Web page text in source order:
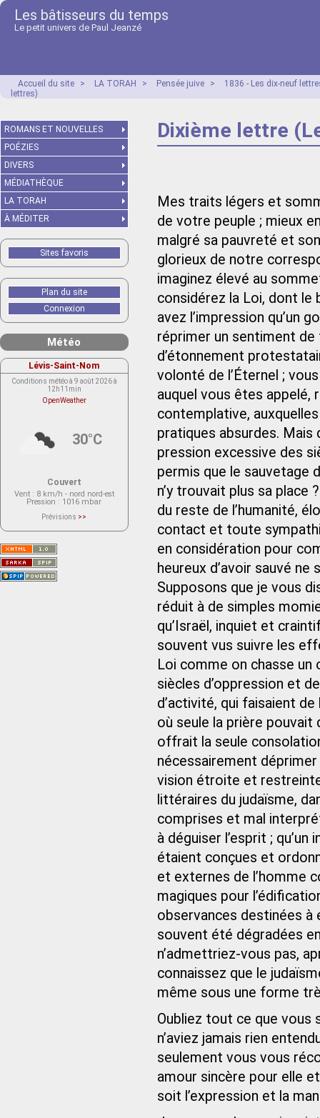
Les bâtisseurs du temps
Le petit univers de Paul Jeanzé
Accueil du site > LA TORAH > Pensée juive >
1836 - Les dix-neuf
lettres)
Dixième lettre
Mes traits légers et
de votre peuple ; mieux
malgré sa pauvreté et
glorieux de notre
imaginez élevé au
considérez la Loi, dont
avez l’impression qu’un
réprimer un sentiment
d’étonnement
volonté de l’Éternel ;
auquel vous êtes appelé,
contemplative,
pratiques absurdes. Mais
pression excessive des
permis que le sauvetage
n’y trouvait plus sa place
du reste de l’humanité,
contact et toute
en considération pour
heureux d’avoir sauvé
Supposons que je vous
réduit à de simples
qu’Israël, inquiet et
souvent vus suivre les
Loi comme on chasse un
siècles d’oppression et
d’activité, qui faisaient
où seule la prière
offrait la seule
nécessairement
vision étroite et
littéraires du judaïsme,
comprises et mal
à déguiser l’esprit ;
étaient conçues et
et externes de l’homme
magiques pour
observances destinées à
souvent été dégradées
n’admettriez-vous pas,
connaissez que le
même sous une forme
Oubliez tout ce que vous
n’aviez jamais rien
seulement vous vous
amour sincère pour elle
soit l’expression et la
ROMANS ET NOUVELLES
POÉZIES
DIVERS
MÉDIATHÈQUE
LA TORAH
À MÉDITER
Sites favoris
Plan du site
Connexion
Météo
Lévis-Saint-Nom
Conditions météo à 9 août 2026 à
12h11min
OpenWeather
30°C
Couvert
Vent : 8 km/h - nord nord-est
Pression : 1016 mbar
Prévisions >>
actuellement aucune prévision
Saint-Nom.
Veuillez consulter le message du
service ci-dessous.
(401 - Invalid API key. Please see
https://openweathermap.org/faq#error401